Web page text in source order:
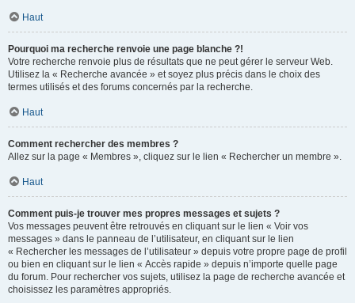
Haut
Pourquoi ma recherche renvoie une page blanche ?!
Votre recherche renvoie plus de résultats que ne peut gérer le serveur Web.
Utilisez la « Recherche avancée » et soyez plus précis dans le choix des
termes utilisés et des forums concernés par la recherche.
Haut
Comment rechercher des membres ?
Allez sur la page « Membres », cliquez sur le lien « Rechercher un membre ».
Haut
Comment puis-je trouver mes propres messages et sujets ?
Vos messages peuvent être retrouvés en cliquant sur le lien « Voir vos
messages » dans le panneau de l’utilisateur, en cliquant sur le lien
« Rechercher les messages de l’utilisateur » depuis votre propre page de profil
ou bien en cliquant sur le lien « Accès rapide » depuis n’importe quelle page
du forum. Pour rechercher vos sujets, utilisez la page de recherche avancée et
choisissez les paramètres appropriés.